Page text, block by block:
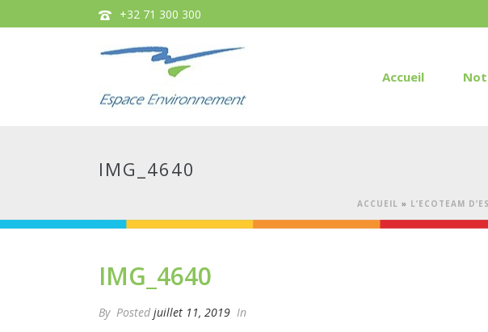
+32 71 300 300
Accueil
IMG_4640
ACCUEIL » L’ECOTEAM
IMG_4640
By Posted juillet 11, 2019 In